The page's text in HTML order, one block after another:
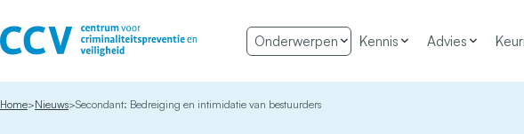
Onderwerpen Kennis Advies
Home Nieuws Secondant: Bedreiging en intimidatie van bestuurders